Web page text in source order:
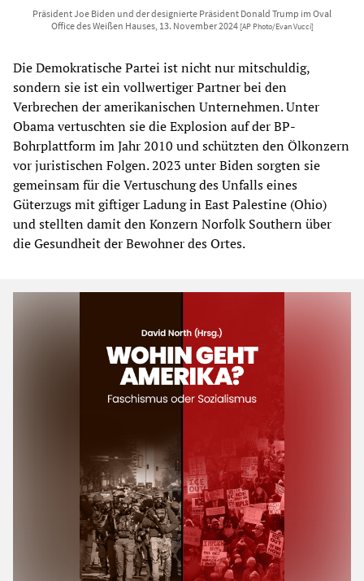
Präsident Joe Biden und der designierte Präsident Donald Trump im Oval
Office des Weißen Hauses, 13. November 2024 [AP Photo/Evan Vucci]
Die Demokratische Partei ist nicht nur mitschuldig,
sondern sie ist ein vollwertiger Partner bei den
Verbrechen der amerikanischen Unternehmen. Unter
Obama vertuschten sie die Explosion auf der BP-
Bohrplattform im Jahr 2010 und schützten den Ölkonzern
vor juristischen Folgen. 2023 unter Biden sorgten sie
gemeinsam für die Vertuschung des Unfalls eines
Güterzugs mit giftiger Ladung in East Palestine (Ohio)
und stellten damit den Konzern Norfolk Southern über
die Gesundheit der Bewohner des Ortes.